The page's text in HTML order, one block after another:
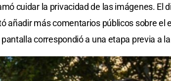
cuidar la privacidad de las imágenes. El
añadir más comentarios públicos sobre el
correspondió a una etapa previa a